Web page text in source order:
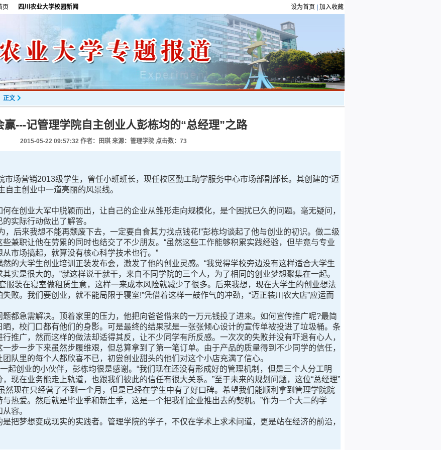
页 四川农业大学校园新闻 设为首页 加入收藏
正文
赢---记管理学院自主创业人彭栋均的“总经理”之路
2015-05-22 09:57:32 作者：田琪 来源：管理学院 点击数： 73
市场营销2013级学生，曾任小班班长，现任校区勤工助学服务中心市场部副部长。其创建的“迈
自主创业中一道亮丽的风景线。
创业大军中脱颖而出，让自己的企业从雏形走向规模化，是个困扰已久的问题。毫无疑问，
实际行动做出了解答。
后来我想不能再颓废下去，一定要自食其力找点钱花!”彭栋均谈起了他与创业的初识。做二级
兼职让他在劳累的同时也结交了不少朋友。“虽然这些工作能够积累实践经验，但毕竟与专业
市场搞起，就算没有核心科学技术也行。”
大学生创业培训正装发布会，激发了他的创业灵感。“我觉得学校旁边没有这样适合大学生
实是很大的。”就这样说干就干，来自不同学院的三个人，为了相同的创业梦想聚集在一起。
服装在寝室做租赁生意，这样一来成本风险就减少了很多。后来我想，现在大学生的创业想法
败。我们要创业，就不能局限于寝室!”凭借着这样一鼓作气的冲劲，“迈正装川农大店”应运而
急需解决。顶着家里的压力，他把向爸爸借来的一万元钱投了进来。如何宣传推广呢?最简
，校门口都有他们的身影。可是最终的结果就是一张张倾心设计的宣传单被投进了垃圾桶。条
推广，然而这样的做法却适得其反，让不少同学有所反感。一次次的失败并没有吓退有心人，
步一步下来虽然步履维艰，但总算拿到了第一笔订单。由于产品的质量得到不少同学的信任，
队里的每个人都欣喜不已，初尝创业甜头的他们对这个小店充满了信心。
创业的小伙伴，彭栋均很是感谢。“我们现在还没有形成好的管理机制，但是三个人分工明
现在业务能走上轨道，也跟我们彼此的信任有很大关系。”至于未来的规划问题，这位“总经理”
然现在只经营了不到一个月，但是已经在学生中有了好口碑。希望我们能顺利拿到管理学院院
热爱。然后就是毕业季和新生季，这是一个把我们企业推出去的契机。”作为一个大二的学
容。
梦想变成现实的实践者。管理学院的学子，不仅在学术上求术问道，更是站在经济的前沿，